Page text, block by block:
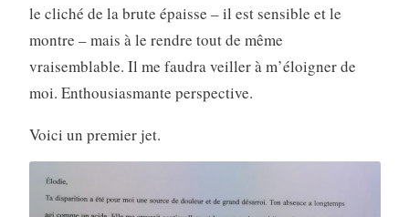
le cliché de la brute épaisse – il est sensible et le
montre – mais à le rendre tout de même
vraisemblable. Il me faudra veiller à m’éloigner de
moi. Enthousiasmante perspective.
Voici un premier jet.